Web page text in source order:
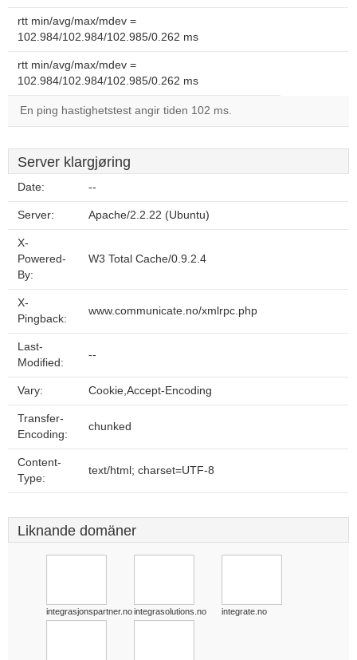
rtt min/avg/max/mdev =
102.984/102.984/102.985/0.262 ms
rtt min/avg/max/mdev =
102.984/102.984/102.985/0.262 ms
En ping hastighetstest angir tiden 102 ms.
Server klargjøring
Date: --
Server: Apache/2.2.22 (Ubuntu)
X-
Powered-
By:
W3 Total Cache/0.9.2.4
X-
Pingback:
www.communicate.no/xmlrpc.php
Last-
Modified:
--
Vary: Cookie,Accept-Encoding
Transfer-
Encoding:
chunked
Content-
Type:
text/html; charset=UTF-8
Liknande domäner
integrasjonspartner.nointegrasolutions.no integrate.no